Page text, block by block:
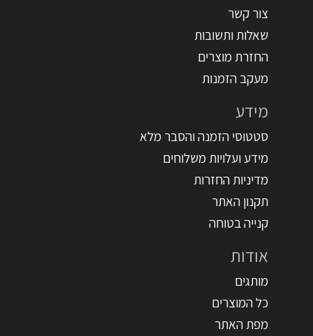
צור קשר
שאלות ותשובות
החזרת מוצרים
מעקב הזמנות
מידע
סטטוסי הזמנה והסבר מלא
מידע ועלויות משלוחים
מדיניות החזרות
תקנון האתר
קנייה בטוחה
אודות
מותגים
כל המוצרים
מפת האתר